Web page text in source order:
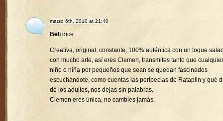
marzo 6th, 2010 at 21:40
Beli dice:
Creativa, original, constante, 100% auténtica con un toque
con mucho arte, así eres Clemen, transmites tanto que cualquier
niño o niña por pequeños que sean se quedan fascinados
escuchándote, como cuentas las peripecias de Rataplin y qué
de los adultos, nos dejas sin palabras.
Clemen eres única, no cambies jamás.